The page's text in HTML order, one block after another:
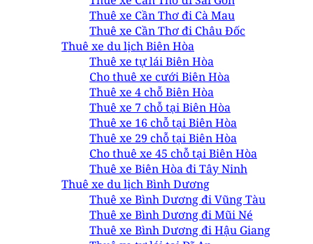
Thuê xe Cần Thơ đi Cà Mau
Thuê xe Cần Thơ đi Châu Đốc
Thuê xe du lịch Biên Hòa
Thuê xe tự lái Biên Hòa
Cho thuê xe cưới Biên Hòa
Thuê xe 4 chỗ Biên Hòa
Thuê xe 7 chỗ tại Biên Hòa
Thuê xe 16 chỗ tại Biên Hòa
Thuê xe 29 chỗ tại Biên Hòa
Cho thuê xe 45 chỗ tại Biên Hòa
Thuê xe Biên Hòa đi Tây Ninh
Thuê xe du lịch Bình Dương
Thuê xe Bình Dương đi Vũng Tàu
Thuê xe Bình Dương đi Mũi Né
Thuê xe Bình Dương đi Hậu Giang